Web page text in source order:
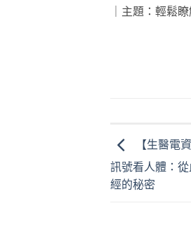
｜主題：輕鬆
【生醫電
訊號看人體：
經的秘密